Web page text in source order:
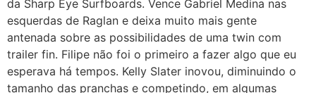
da Sharp Eye Surfboards. Vence Gabriel Medina nas
esquerdas de Raglan e deixa muito mais gente
antenada sobre as possibilidades de uma twin com
trailer fin. Filipe não foi o primeiro a fazer algo que eu
esperava há tempos. Kelly Slater inovou, diminuindo o
tamanho das pranchas e competindo, em algumas